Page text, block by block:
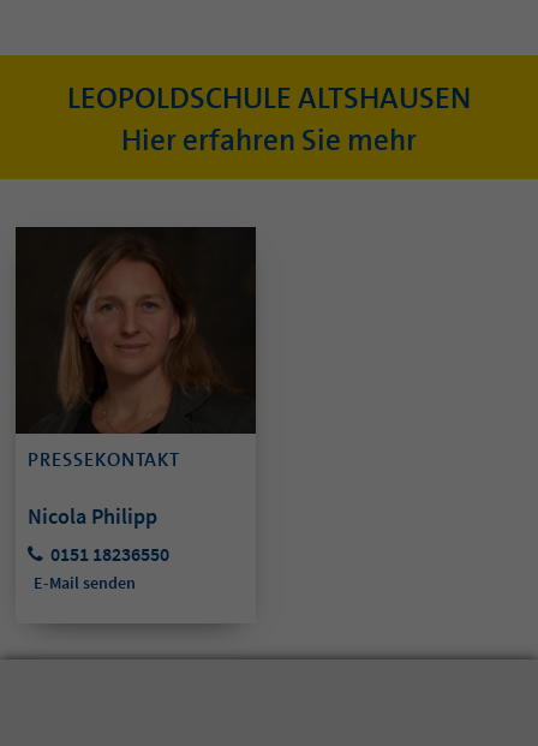
LEOPOLDSCHULE ALTSHAUSEN
Hier erfahren Sie mehr
PRESSEKONTAKT
Nicola Philipp
0151 18236550
E-Mail senden